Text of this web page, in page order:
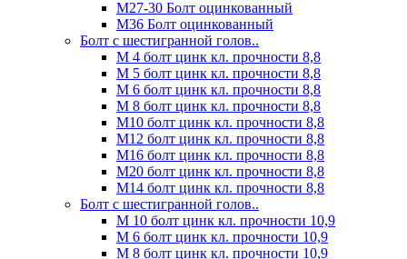
М27-30 Болт оцинкованный
М36 Болт оцинкованный
Болт с шестигранной голов..
М 4 болт цинк кл. прочности 8,8
М 5 болт цинк кл. прочности 8,8
М 6 болт цинк кл. прочности 8,8
М 8 болт цинк кл. прочности 8,8
М10 болт цинк кл. прочности 8,8
М12 болт цинк кл. прочности 8,8
М16 болт цинк кл. прочности 8,8
М20 болт цинк кл. прочности 8,8
М14 болт цинк кл. прочности 8,8
Болт с шестигранной голов..
М 10 болт цинк кл. прочности 10,9
М 6 болт цинк кл. прочности 10,9
М 8 болт цинк кл. прочности 10,9